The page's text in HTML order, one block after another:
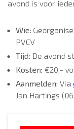
avond is voor
Wie:
PVCV
Tijd: De avond
Kosten: €20,-
Aanmelden: Via
Jan Hartings